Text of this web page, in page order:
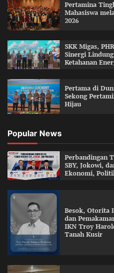
Pertamina
Mahasiswa
2026
SKK Migas,
Sinergi
Ketahanan
Pertama di
Sekong
Hijau
Popular News
Perbandingan
SBY, Jokowi,
Ekonomi,
Besok, Otorita
dan
IKN Troy
Tanah Kusir